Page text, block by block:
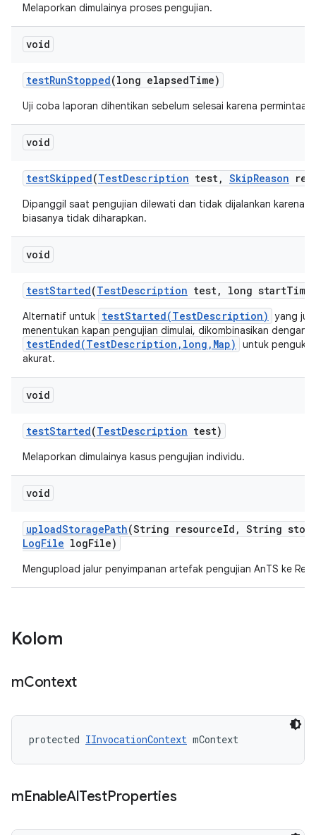
Melaporkan dimulainya proses pengujian.
void
testRunStopped(long elapsedTime)
Uji coba laporan dihentikan sebelum selesai karena
void
testSkipped(TestDescription test, SkipReason
Dipanggil saat pengujian dilewati dan tidak dijalankan karena
biasanya tidak diharapkan.
void
testStarted(TestDescription test, long start
Alternatif untuk testStarted(TestDescription) yang
menentukan kapan pengujian dimulai, dikombinasikan dengan
testEnded(TestDescription,long,Map)
untuk
akurat.
void
testStarted(TestDescription test)
Melaporkan dimulainya kasus pengujian individu.
void
uploadStoragePath(String resourceId , String
LogFile logFile)
Mengupload jalur penyimpanan artefak pengujian AnTS ke
Kolom
mContext
protected IInvocationContext mContext
mEnableAlTestProperties